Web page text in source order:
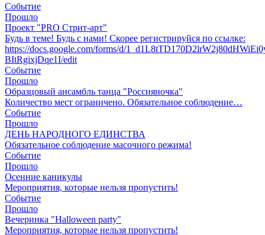
Событие
Прошло
Проект "PRO Стрит-арт"
Будь в теме! Будь с нами! Скорее регистрируйся по ссылке:
https://docs.google.com/forms/d/
BItRgixjDqe1I/edit
Событие
Прошло
Образцовый ансамбль танца "Россияночка"
Количество мест ограничено. Обязательное соблюдение…
Событие
Прошло
ДЕНЬ НАРОДНОГО ЕДИНСТВА
Обязательное соблюдение масочного режима!
Событие
Прошло
Осенние каникулы
Мероприятия, которые нельзя пропустить!
Событие
Прошло
Вечеринка "Halloween party"
Мероприятия, которые нельзя пропустить!